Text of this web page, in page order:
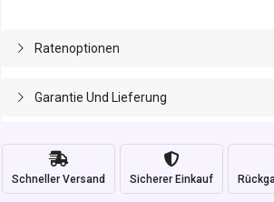
Ratenoptionen
Garantie Und Lieferung
Schneller Versand Sicherer Einkauf